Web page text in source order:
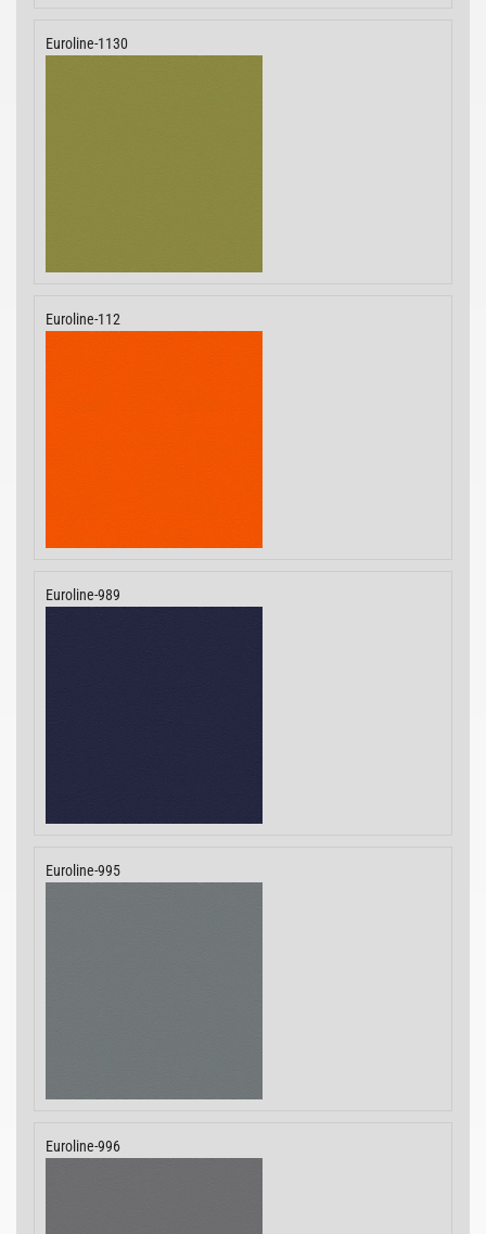
Euroline-1130
Euroline-112
Euroline-989
Euroline-995
Euroline-996